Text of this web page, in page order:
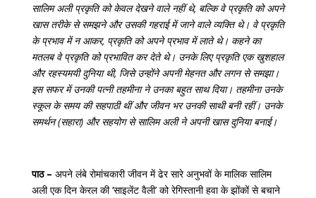
सालिम अली प्रकृति को केवल देखने वाले नहीं थे, बल्कि वे प्रकृति को अपने
खास तरीके से समझने और उसकी गहराई में जाने वाले व्यक्ति थे। वे प्रकृति
के प्रभाव में न आकर, प्रकृति को अपने प्रभाव में लाते थे। कहने का
मतलब वे प्रकृति को प्रभावित कर देते थे। उनके लिए प्रकृति एक खुशहाल
और रहस्यमयी दुनिया थी, जिसे उन्होंने अपनी मेहनत और लगन से समझा।
इस सफर में उनकी पत्नी तहमीना ने उनका बहुत साथ दिया। तहमीना उनके
स्कूल के समय की सहपाठी थीं और जीवन भर उनकी साथी बनी रहीं। उनके
समर्थन (सहारा) और सहयोग से सालिम अली ने अपनी खास दुनिया बनाई।
पाठ – अपने लंबे रोमांचकारी जीवन में ढेर सारे अनुभवों के मालिक सालिम
अली एक दिन केरल की ‘साइलेंट वैली’ को रेगिस्तानी हवा के झोंकों से बचाने